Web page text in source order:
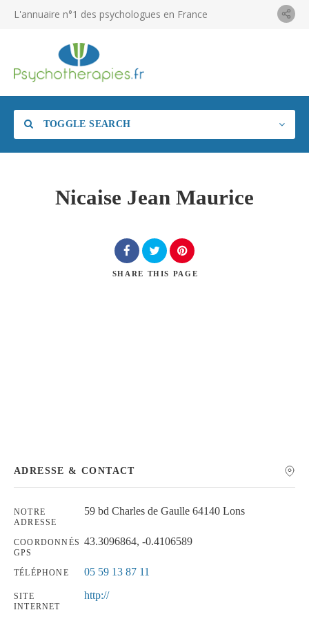
L'annuaire n°1 des psychologues en France
TOGGLE SEARCH
Nicaise Jean Maurice
SHARE THIS PAGE
ADRESSE & CONTACT
NOTRE
ADRESSE
59 bd Charles de Gaulle 64140 Lons
COORDONNÉS
GPS
43.3096864, -0.4106589
TÉLÉPHONE 05 59 13 87 11
SITE
INTERNET
http://